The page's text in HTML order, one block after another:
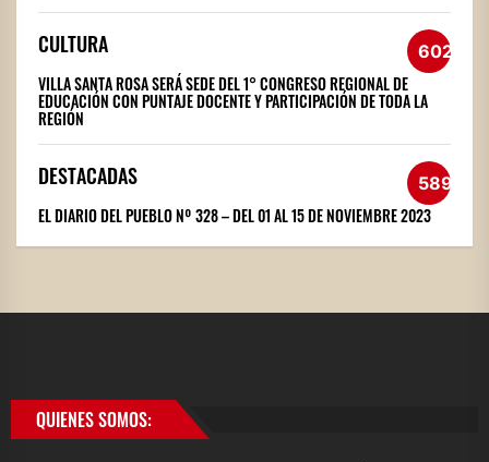
CULTURA 602
VILLA SANTA ROSA SERÁ SEDE DEL 1° CONGRESO REGIONAL DE
EDUCACIÓN CON PUNTAJE DOCENTE Y PARTICIPACIÓN DE TODA LA
REGIÓN
DESTACADAS 589
EL DIARIO DEL PUEBLO Nº 328 – DEL 01 AL 15 DE NOVIEMBRE 2023
QUIENES SOMOS: